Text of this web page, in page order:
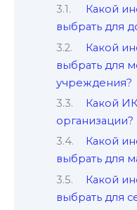
Какой
выбрать для
Какой
выбрать для
учреждения?
Какой
организации?
Какой
выбрать для
Какой
выбрать для